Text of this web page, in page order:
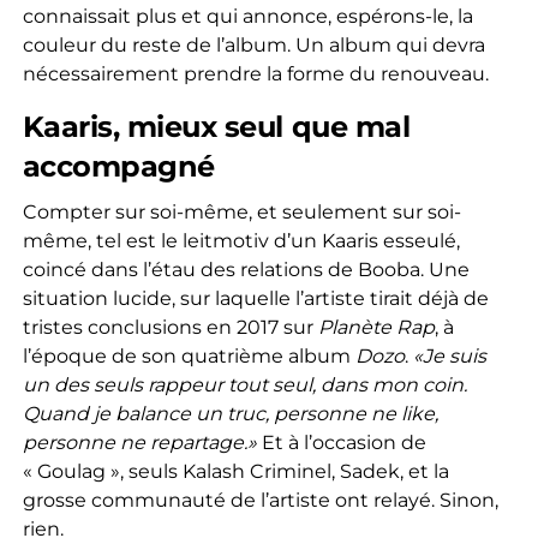
connaissait plus et qui annonce, espérons-le, la
couleur du reste de l’album. Un album qui devra
nécessairement prendre la forme du renouveau.
Kaaris, mieux seul que mal
accompagné
Compter sur soi-même, et seulement sur soi-
même, tel est le leitmotiv d’un Kaaris esseulé,
coincé dans l’étau des relations de Booba. Une
situation lucide, sur laquelle l’artiste tirait déjà de
tristes conclusions en 2017 sur Planète Rap, à
l’époque de son quatrième album Dozo. «Je suis
un des seuls rappeur tout seul, dans mon coin.
Quand je balance un truc, personne ne like,
personne ne repartage.»Et à l’occasion de
« Goulag », seuls Kalash Criminel, Sadek, et la
grosse communauté de l’artiste ont relayé. Sinon,
rien.